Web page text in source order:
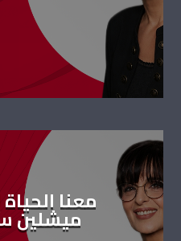
معنا
ميشلين